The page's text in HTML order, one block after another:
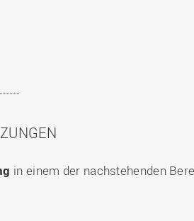
in einem der nachstehenden